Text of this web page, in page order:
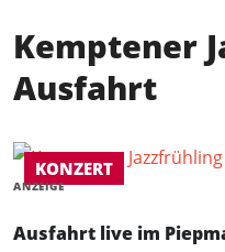
Kemptener
Ausfahrt
KONZERT
ANZEIGE
Ausfahrt live im